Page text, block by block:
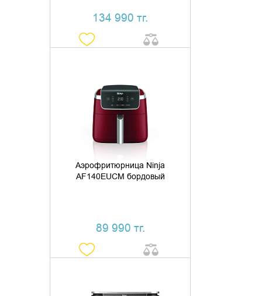
134 990 тг.
Аэрофритюрница Ninja
AF140EUCM бордовый
89 990 тг.
КУПИТЬ В 1 КЛИК
ДОБАВИТЬ В КОРЗИНУ